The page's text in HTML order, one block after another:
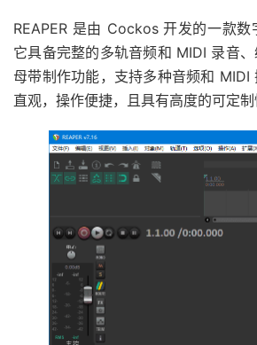
REAPER 是由 Cockos 开发的一款数
它具备完整的多轨音频和 MIDI 录音
母带制作功能，支持多种音频和 MIDI
直观，操作便捷，且具有高度的可定制